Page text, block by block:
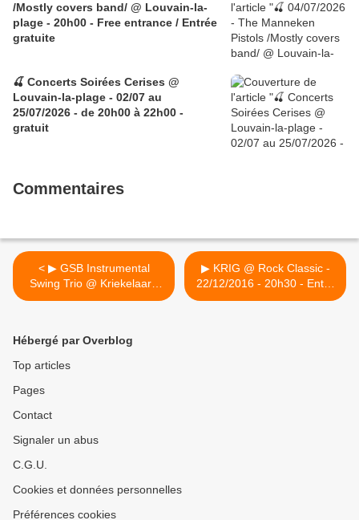
/Mostly covers band/ @ Louvain-la-
plage - 20h00 - Free entrance / Entrée
gratuite
🍒 Concerts Soirées Cerises @
Louvain-la-plage - 02/07 au
25/07/2026 - de 20h00 à 22h00 -
gratuit
Commentaires
< ▶ GSB Instrumental
Swing Trio @ Kriekelaar -
23/12/2016 - 14h00 -
▶ KRIG @ Rock Classic -
22/12/2016 - 20h30 - Entré
gratuite ! >
Hébergé par Overblog
Top articles
Pages
Contact
Signaler un abus
C.G.U.
Cookies et données personnelles
Préférences cookies